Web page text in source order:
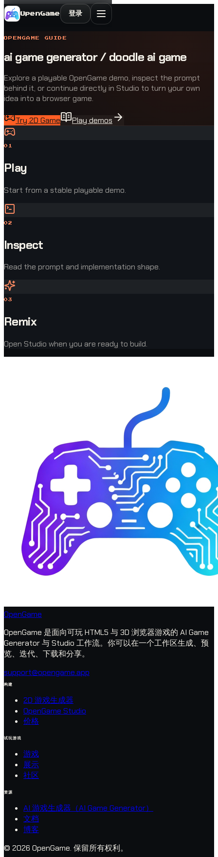
OpenGame 登录
OPENGAME GUIDE
ai game generator / doodle ai game
Explore a playable OpenGame demo, inspect the prompt
behind it, or continue directly in Studio to turn your own
idea into a browser game.
Try 2D Game Play demos
0 1
Play
Start from a stable playable demo.
02
Inspect
Read the prompt and implementation shape.
03
Remix
Open Studio when you are ready to build.
OpenGame
OpenGame 是面向可玩 HTML5 与 3D 浏览器游戏的 AI Game
Generator 与 Studio 工作流。你可以在一个工作区生成、预
览、迭代、下载和分享。
support@opengame.app
构建
2D 游戏生成器
OpenGame Studio
价格
试玩游戏
游戏
展示
社区
资源
AI 游戏生成器（AI Game Generator）
文档
博客
© 2026 OpenGame. 保留所有权利。